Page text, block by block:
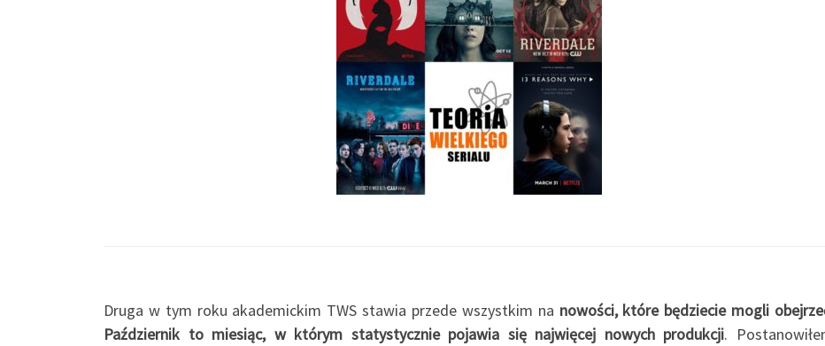
Druga w tym roku akademickim TWS stawia przede wszystkim na nowości, które będziecie mogli
Październik to miesiąc, w którym statystycznie pojawia się najwięcej nowych produkcji.